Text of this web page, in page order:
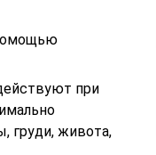
при
груди, живота,